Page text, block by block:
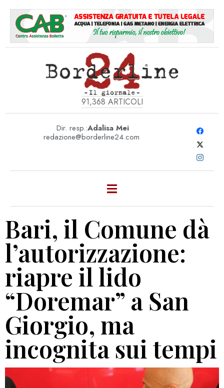
91,368 ARTICOLI
Dir. resp.:Adalisa Mei
redazione@borderline24.com
Bari, il Comune dà
l’autorizzazione:
riapre il lido
“Doremar” a San
Giorgio, ma
incognita sui tempi